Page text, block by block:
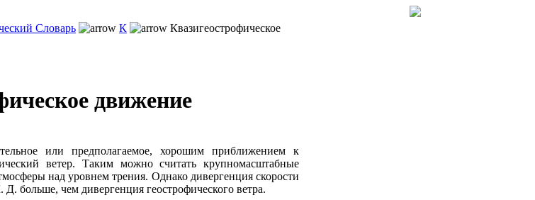
Словарь К
Квазигеострофическое
движение
или предполагаемое, хорошим приближением к
ветер. Таким можно считать крупномасштабные
над уровнем трения. Однако дивергенция скорости
больше, чем дивергенция геострофического ветра.